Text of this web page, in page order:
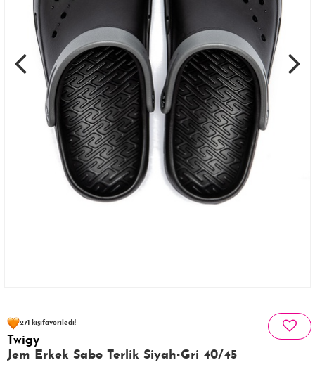
271 kişifavoriledi!
41 kişi
130 kişi
Twigy
Jem Erkek Sabo Terlik Siyah-Gri 40/45